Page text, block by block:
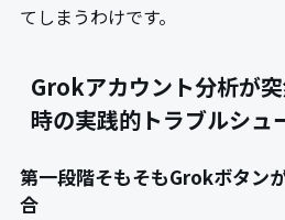
てしまうわけです。
Grokアカウント分析が
時の実践的トラブルシュ
第一段階そもそもGrokボタン
合